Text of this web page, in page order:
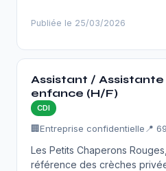
Publiée le 25/03/2026
Assistant /
enfance (H/F)
CDI
🏢Entreprise confidentielle 📍
Les Petits Chaperons
référence des crèches